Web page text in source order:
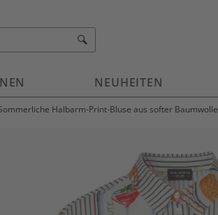
NEUHEITEN
Halbarm-Print-Bluse aus softer Baumwolle